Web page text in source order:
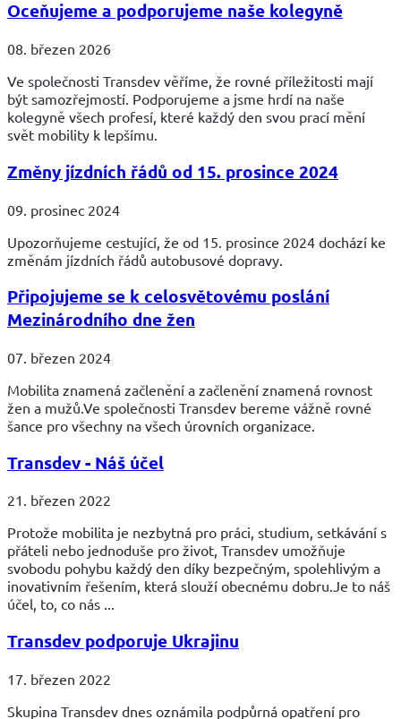
Oceňujeme a podporujeme naše kolegyně
08. březen 2026
Ve společnosti Transdev věříme, že rovné příležitosti mají
být samozřejmostí. Podporujeme a jsme hrdí na naše
kolegyně všech profesí, které každý den svou prací mění
svět mobility k lepšímu.
Změny jízdních řádů od 15. prosince 2024
09. prosinec 2024
Upozorňujeme cestující, že od 15. prosince 2024 dochází ke
změnám jízdních řádů autobusové dopravy.
Připojujeme se k celosvětovému poslání
Mezinárodního dne žen
07. březen 2024
Mobilita znamená začlenění a začlenění znamená rovnost
žen a mužů.Ve společnosti Transdev bereme vážně rovné
šance pro všechny na všech úrovních organizace.
Transdev - Náš účel
21. březen 2022
Protože mobilita je nezbytná pro práci, studium, setkávání s
přáteli nebo jednoduše pro život, Transdev umožňuje
svobodu pohybu každý den díky bezpečným, spolehlivým a
inovativním řešením, která slouží obecnému dobru.Je to náš
účel, to, co nás ...
Transdev podporuje Ukrajinu
17. březen 2022
Skupina Transdev dnes oznámila podpůrná opatření pro